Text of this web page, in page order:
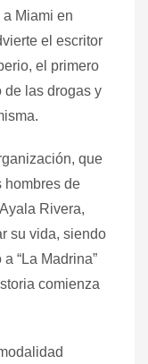
Miami en
el escritor
el primero
de las drogas y
que
hombres de
Rivera,
su vida, siendo
“La Madrina”
comienza